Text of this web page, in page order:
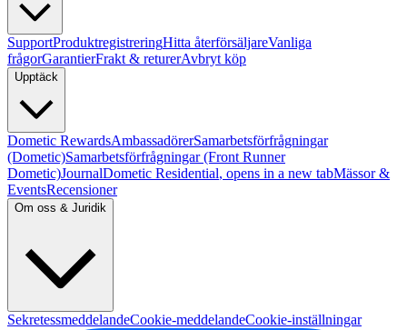
SupportProduktregistreringHitta återförsäljareVanliga
frågorGarantierFrakt & returerAvbryt köp
Upptäck
Dometic RewardsAmbassadörerSamarbetsförfrågningar
(Dometic)Samarbetsförfrågningar (Front Runner
Dometic)JournalDometic Residential, opens in a new tabMässor &
EventsRecensioner
Om oss & Juridik
SekretessmeddelandeCookie-meddelandeCookie-inställningar